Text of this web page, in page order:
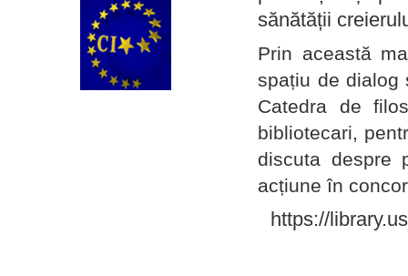
sănătății
Prin această
spațiu de dialog
Catedra de
bibliotecari,
discuta despre
acțiune în
https://